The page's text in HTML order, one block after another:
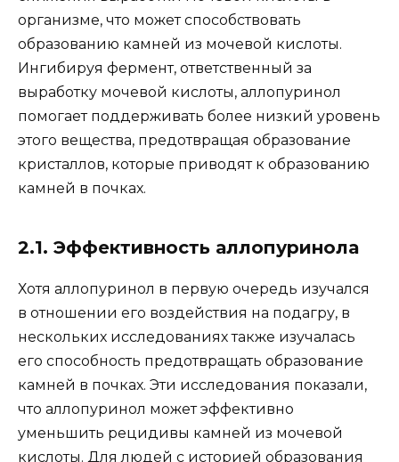
организме, что может способствовать
образованию камней из мочевой кислоты.
Ингибируя фермент, ответственный за
выработку мочевой кислоты, аллопуринол
помогает поддерживать более низкий уровень
этого вещества, предотвращая образование
кристаллов, которые приводят к образованию
камней в почках.
2.1. Эффективность аллопуринола
Хотя аллопуринол в первую очередь изучался
в отношении его воздействия на подагру, в
нескольких исследованиях также изучалась
его способность предотвращать образование
камней в почках. Эти исследования показали,
что аллопуринол может эффективно
уменьшить рецидивы камней из мочевой
кислоты. Для людей с историей образования